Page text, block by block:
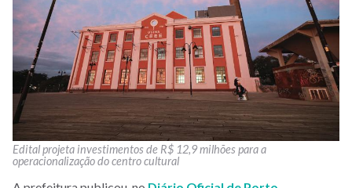
Edital projeta investimentos de R$ 12,9 milhões para a
operacionalização do centro cultural